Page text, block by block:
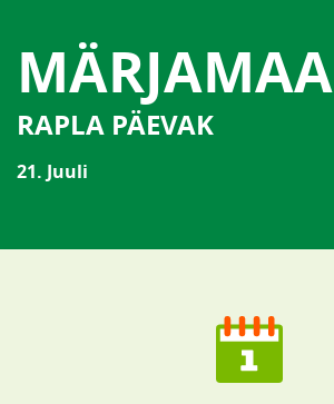
MÄRJAMAA
RAPLA PÄEVAK
21. Juuli